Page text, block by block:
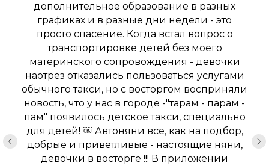
дополнительное образование в разных
графиках и в разные дни недели - это
просто спасение. Когда встал вопрос о
транспортировке детей без моего
материнского сопровождения - девочки
наотрез отказались пользоваться услугами
обычного такси, но с восторгом восприняли
новость, что у нас в городе -"тарам - парам -
пам" появилось детское такси, специально
для детей! ￼ Автоняни все, как на подбор,
добрые и приветливые - настоящие няни,
девочки в восторге !!! В приложении